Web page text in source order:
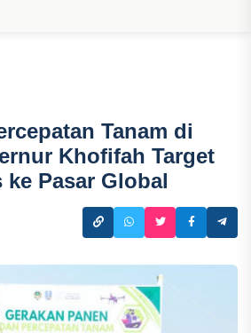
Tanam di
Khofifah Target
ke Pasar Global